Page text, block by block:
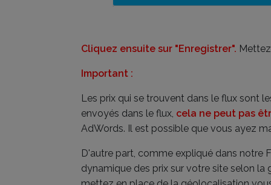
Cliquez ensuite sur "Enregistrer".
Important :
Les prix qui se trouvent dans le flux sont
envoyés dans le flux, cela ne peut pas
AdWords. Il est possible que vous ayez
D'autre part, comme expliqué dans notre
dynamique des prix sur votre site selon